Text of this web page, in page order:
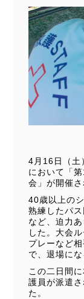
4月16日（土
において「
会」が開催さ
40歳以上の
熟練したパ
など、迫力
した。大会
プレーなど
で、退場にな
この二日間
護員が派遣
た。